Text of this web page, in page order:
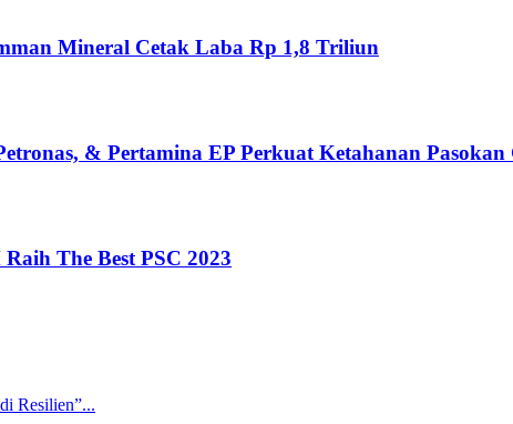
Mineral Cetak Laba Rp 1,8 Triliun
& Pertamina EP Perkuat Ketahanan Pasokan
The Best PSC 2023
Resilien”...